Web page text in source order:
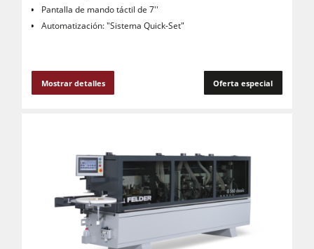
Pantalla de mando táctil de 7''
Automatización: "Sistema Quick-Set"
Mostrar detalles Oferta especial